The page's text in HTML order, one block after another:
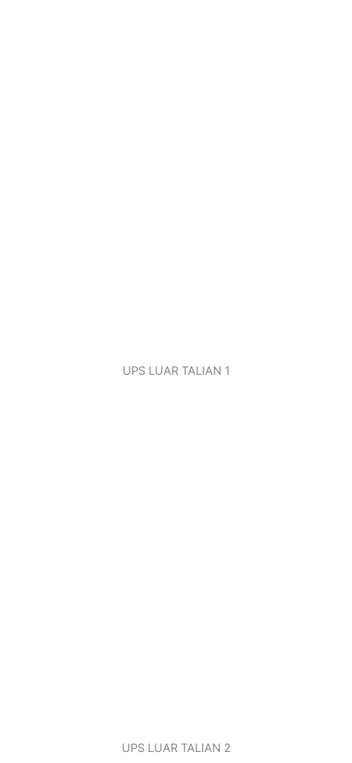
UPS LUAR TALIAN 1
UPS LUAR TALIAN 2